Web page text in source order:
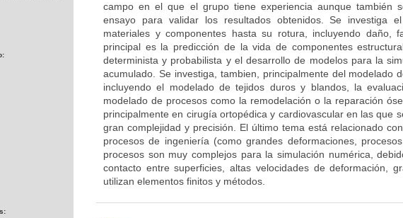
campo en el que el grupo tiene experiencia aunque también
ensayo para validar los resultados obtenidos. Se investiga
materiales y componentes hasta su rotura, incluyendo daño,
principal es la predicción de la vida de componentes
determinista y probabilista y el desarrollo de modelos para la
acumulado. Se investiga, tambien, principalmente del modelado
incluyendo el modelado de tejidos duros y blandos, la
modelado de procesos como la remodelación o la reparación
principalmente en cirugía ortopédica y cardiovascular en las que
gran complejidad y precisión. El último tema está relacionado
procesos de ingeniería (como grandes deformaciones,
procesos son muy complejos para la simulación numérica,
contacto entre superficies, altas velocidades de deformación,
utilizan elementos finitos y métodos.